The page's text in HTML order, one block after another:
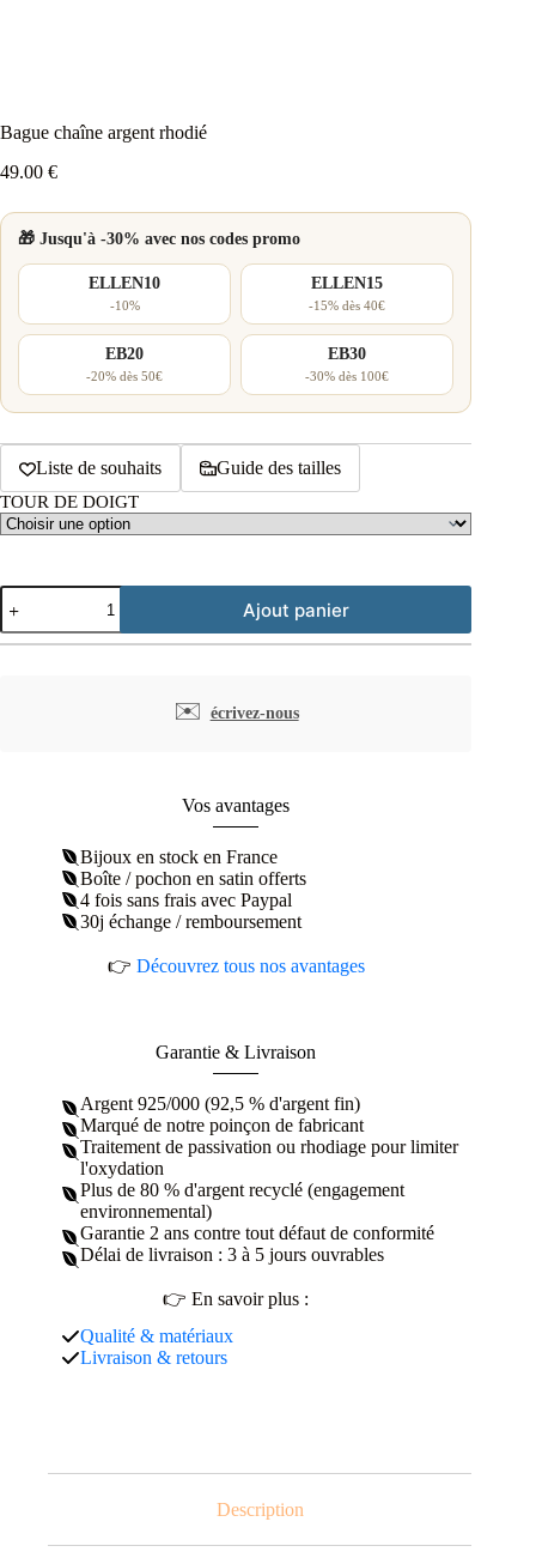
Bague chaîne argent rhodié
49.00 €
🎁 Jusqu'à -30% avec nos codes promo
ELLEN10
-10%
ELLEN15
-15% dès 40€
EB20
-20% dès 50€
EB30
-30% dès 100€
Liste de souhaits Guide des tailles
TOUR DE DOIGT
quantité
de
Bague
Ajout panier
✉️ écrivez-nous
Vos avantages
Bijoux en stock en France
Boîte / pochon en satin offerts
4 fois sans frais avec Paypal
30j échange / remboursement
👉 Découvrez tous nos avantages
Garantie & Livraison
Argent 925/000 (92,5 % d'argent fin)
Marqué de notre poinçon de fabricant
Traitement de passivation ou rhodiage pour limiter
l'oxydation
Plus de 80 % d'argent recyclé (engagement
environnemental)
Garantie 2 ans contre tout défaut de conformité
Délai de livraison : 3 à 5 jours ouvrables
👉 En savoir plus :
Qualité & matériaux
Livraison & retours
Description